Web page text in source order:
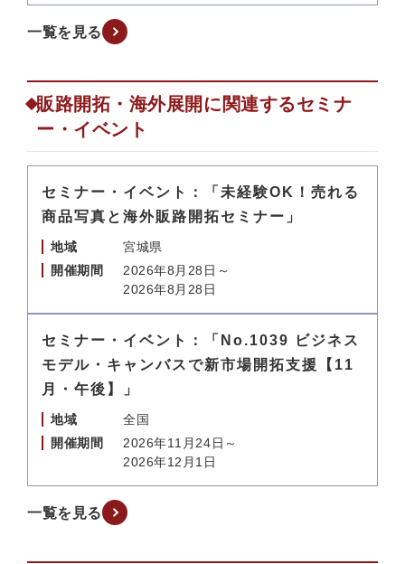
一覧を見る
販路開拓・海外展開に関連するセミナ
ー・イベント
セミナー・イベント：「未経験OK！売れる
商品写真と海外販路開拓セミナー」
地域
宮城県
開催期間
2026年8月28日～
2026年8月28日
セミナー・イベント：「No.1039 ビジネス
モデル・キャンバスで新市場開拓支援【11
月・午後】」
地域
全国
開催期間
2026年11月24日～
2026年12月1日
一覧を見る